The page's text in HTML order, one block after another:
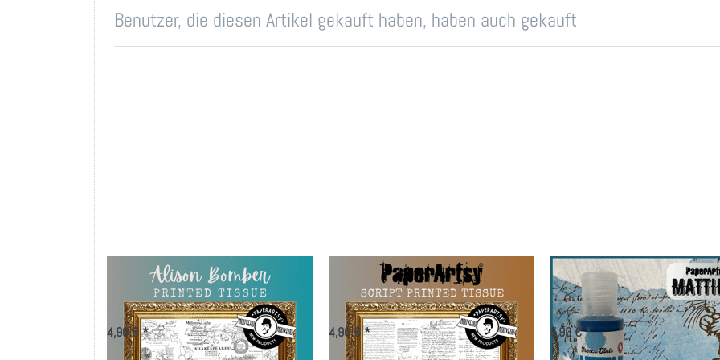
Benutzer, die diesen Artikel gekauft haben, haben auch gekauft
PaperArtsy Printed Tissue
- Alison Bomber
4,90 € *
PaperArtsy Printed Tissue
- Script
4,90 € *
PaperArtsy Mattint -
Deep
5,90 € *